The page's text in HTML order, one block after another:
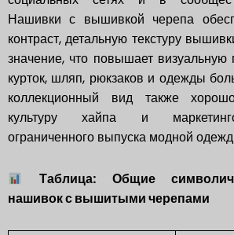
Нашивки с вышивкой черепа
контраст, детальную текстуру
значение, что повышает визуальную
курток, шляп, рюкзаков и одежды
коллекционный вид также
культуру хайпа и
ограниченного выпуска модной
Таблица: Общие
нашивок с вышитыми черепами